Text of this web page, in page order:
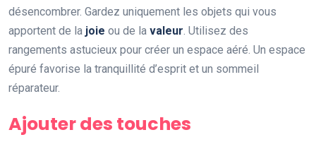
désencombrer. Gardez uniquement les objets qui vous
apportent de la joie ou de la valeur . Utilisez des
rangements astucieux pour créer un espace aéré. Un espace
épuré favorise la tranquillité d’esprit et un sommeil
réparateur.
Ajouter des touches